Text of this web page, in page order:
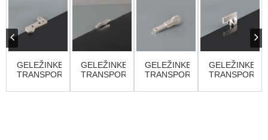
GELEŽINKELIŲ
TRANSPORTO
KONTAKTAI
GELEŽINKELIŲ
TRANSPORTO
KONTAKTAI
GELEŽINKELIŲ
TRANSPORTO
KONTAKTAI
GELEŽINKELIŲ
TRANSPORTO
KONTAKTAI